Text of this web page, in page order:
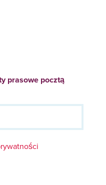
prasowe pocztą